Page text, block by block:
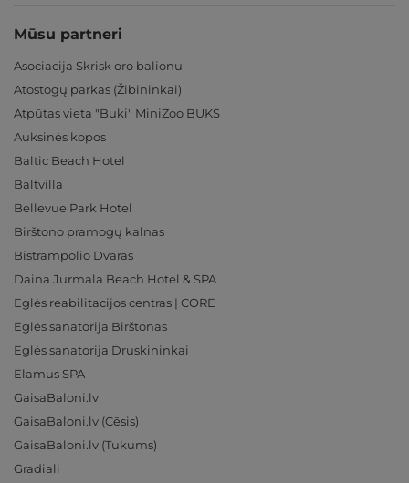
Mūsu partneri
Asociacija Skrisk oro balionu
Atostogų parkas (Žibininkai)
Atpūtas vieta "Buki" MiniZoo BUKS
Auksinės kopos
Baltic Beach Hotel
Baltvilla
Bellevue Park Hotel
Birštono pramogų kalnas
Bistrampolio Dvaras
Daina Jurmala Beach Hotel & SPA
Eglės reabilitacijos centras | CORE
Eglės sanatorija Birštonas
Eglės sanatorija Druskininkai
Elamus SPA
GaisaBaloni.lv
GaisaBaloni.lv (Cēsis)
GaisaBaloni.lv (Tukums)
Gradiali